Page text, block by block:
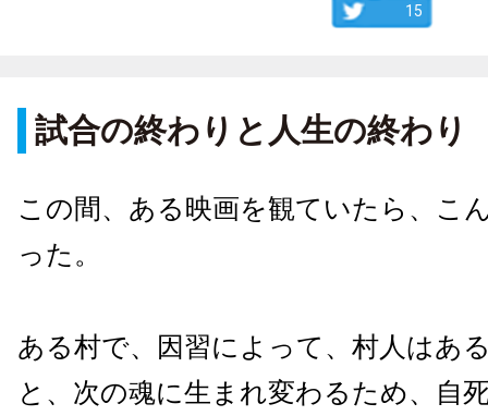
15
試合の終わりと人生の終わり
この間、ある映画を観ていたら、こ
った。
ある村で、因習によって、村人はあ
と、次の魂に生まれ変わるため、自